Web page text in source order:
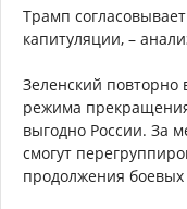
Трамп
капитуляции, –
Зеленский повторно
режима
выгодно России. За
смогут
продолжения боевых